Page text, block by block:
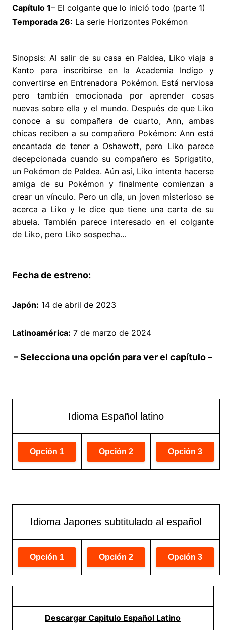
Capítulo 1– El colgante que lo inició todo (parte 1)
Temporada 26: La serie Horizontes Pokémon
Sinopsis: Al salir de su casa en Paldea, Liko viaja a
Kanto para inscribirse en la Academia Indigo y
convertirse en Entrenadora Pokémon. Está nerviosa
pero también emocionada por aprender cosas
nuevas sobre ella y el mundo. Después de que Liko
conoce a su compañera de cuarto, Ann, ambas
chicas reciben a su compañero Pokémon: Ann está
encantada de tener a Oshawott, pero Liko parece
decepcionada cuando su compañero es Sprigatito,
un Pokémon de Paldea. Aún así, Liko intenta hacerse
amiga de su Pokémon y finalmente comienzan a
crear un vínculo. Pero un día, un joven misterioso se
acerca a Liko y le dice que tiene una carta de su
abuela. También parece interesado en el colgante
de Liko, pero Liko sospecha…
Fecha de estreno:
Japón: 14 de abril de 2023
Latinoamérica: 7 de marzo de 2024
– Selecciona una opción para ver el capítulo –
Idioma Español latino
Idioma Japones subtitulado al español
Descargar Capitulo Español Latino